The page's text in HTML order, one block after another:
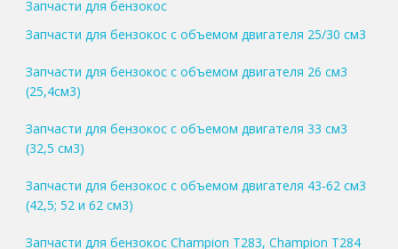
Запчасти для бензокос
Запчасти для бензокос с объемом двигателя 25/30 см3
Запчасти для бензокос с объемом двигателя 26 см3
(25,4см3)
Запчасти для бензокос с объемом двигателя 33 см3
(32,5 см3)
Запчасти для бензокос с объемом двигателя 43-62 см3
(42,5; 52 и 62 см3)
Запчасти для бензокос Champion T283, Champion T284